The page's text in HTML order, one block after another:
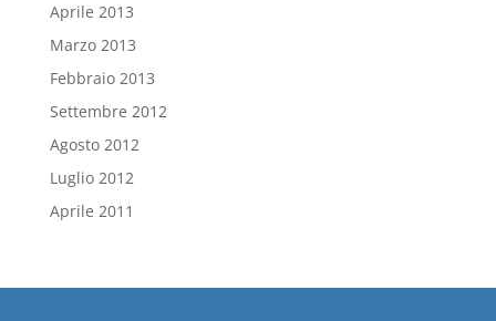
Aprile 2013
Marzo 2013
Febbraio 2013
Settembre 2012
Agosto 2012
Luglio 2012
Aprile 2011